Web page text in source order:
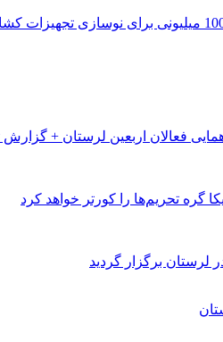
فعالان اربعین لرستان +
گره تحریم‌ها را کورتر خواهد کرد
لرستان برگزار گردید